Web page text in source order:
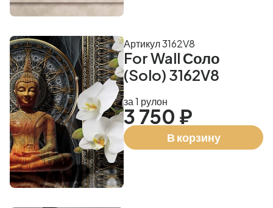
For Wall Соло
(Solo) 3162V8
Артикул 3162V8
за 1 рулон
3 750 ₽
В корзину